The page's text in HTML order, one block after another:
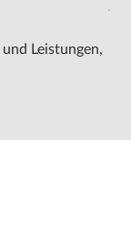
Leistungen,